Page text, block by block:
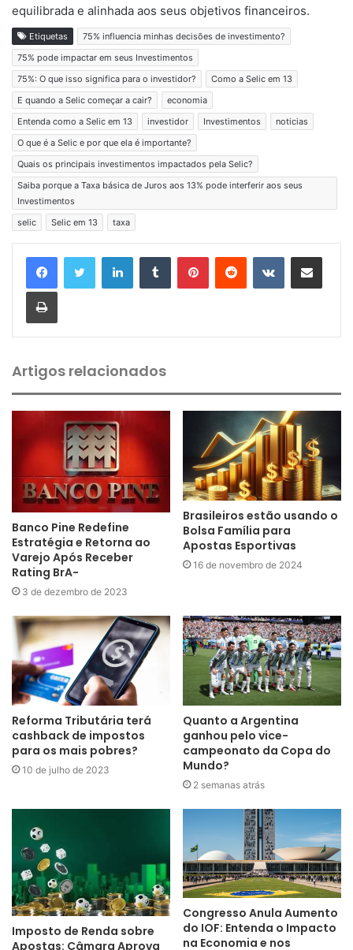
equilibrada e alinhada aos seus objetivos financeiros.
Etiquetas
75% influencia minhas decisões de investimento?
75% pode impactar em seus Investimentos
75%: O que isso significa para o investidor?
Como a Selic em 13
E quando a Selic começar a cair?
economia
Entenda como a Selic em 13
investidor Investimentos
noticias
O que é a Selic e por que ela é importante?
Quais os principais investimentos impactados pela Selic?
Saiba porque a Taxa básica de Juros aos 13% pode interferir aos seus
Investimentos
selic
Selic em 13 taxa
Artigos relacionados
Banco Pine Redefine
Estratégia e Retorna ao
Varejo Após Receber
Rating BrA-
3 de dezembro de 2023
Brasileiros estão usando o
Bolsa Família para
Apostas Esportivas
16 de novembro de 2024
Reforma Tributária terá
cashback de impostos
para os mais pobres?
10 de julho de 2023
Quanto a Argentina
ganhou pelo vice-
campeonato da Copa do
Mundo?
2 semanas atrás
Imposto de Renda sobre
Apostas: Câmara Aprova
Congresso Anula Aumento
do IOF: Entenda o Impacto
na Economia e nos